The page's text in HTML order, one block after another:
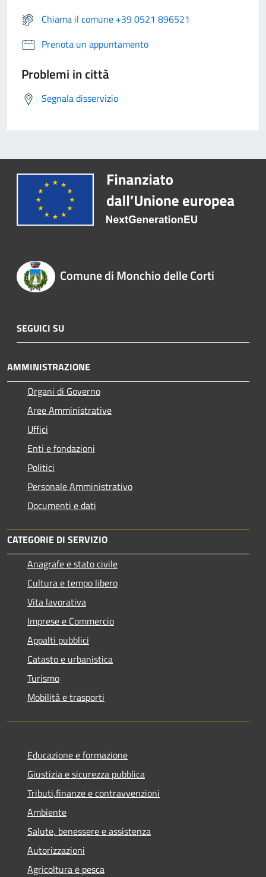
Chiama il comune +39 0521 896521
Prenota un appuntamento
Problemi in città
Segnala disservizio
Comune di Monchio delle Corti
SEGUICI SU
AMMINISTRAZIONE
Organi di Governo
Aree Amministrative
Uffici
Enti e fondazioni
Politici
Personale Amministrativo
Documenti e dati
CATEGORIE DI SERVIZIO
Anagrafe e stato civile
Cultura e tempo libero
Vita lavorativa
Imprese e Commercio
Appalti pubblici
Catasto e urbanistica
Turismo
Mobilità e trasporti
Educazione e formazione
Giustizia e sicurezza pubblica
Tributi,finanze e contravvenzioni
Ambiente
Salute, benessere e assistenza
Autorizzazioni
Agricoltura e pesca